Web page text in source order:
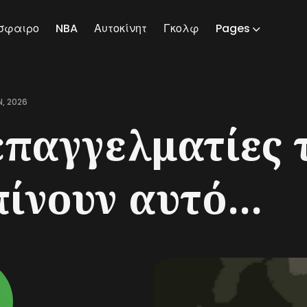
NBA Αυτοκίνητ Γκολφ Pages
2026
αυτό...